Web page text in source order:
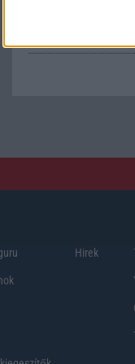
valamint az első
Hirek